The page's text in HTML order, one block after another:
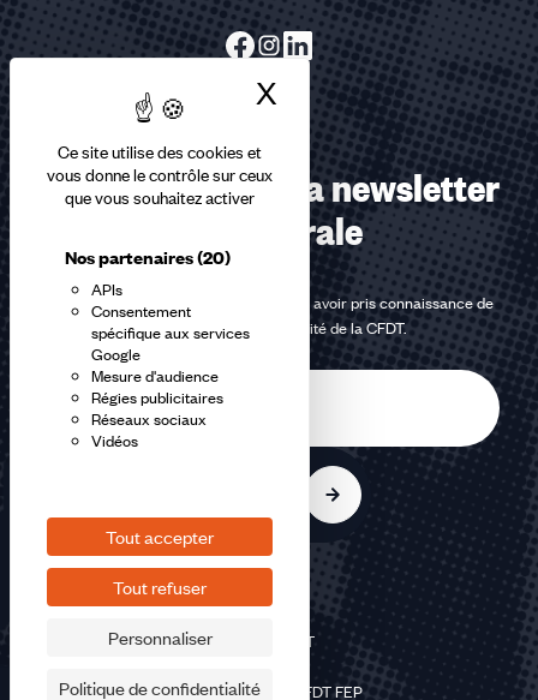
Ce site utilise des cookies et
vous donne le contrôle sur ceux
que vous souhaitez activer
Nos partenaires(20)
APIs
Consentement
spécifique aux services
Google
Mesure d'audience
Régies publicitaires
Réseaux sociaux
Vidéos
Tout accepter
Tout refuser
Personnaliser
Politique de confidentialité
X Masquer le
Abonnez-vous à la newsletter
confédérale
En m'inscrivant à la newsletter, j'affirme avoir pris connaissance de
lapolitique de confidentialité de la CFDT.
©2026 CFDT
Mentions légales CFDT FEP